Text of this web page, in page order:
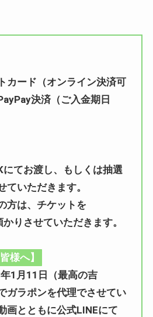
カード（オンライン決済可
決済（ご入金期日
にてお渡し、もしくは抽選
ていただきます。
方は、チケットを
りさせていただきます。
様へ】
1月11日（最高の吉
ガラポンを代理でさせてい
画とともに公式LINEにて